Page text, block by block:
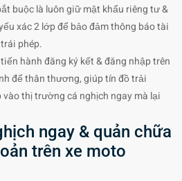
buộc là luôn giữ mật khẩu riêng tư &
xác 2 lớp để bảo đảm thông báo tài
phép.
hành đăng ký kết & đăng nhập trên
để thân thương, giúp tín đồ trải
thị trường cá nghịch ngay mà lại
ngay & quản chữa
trên xe moto